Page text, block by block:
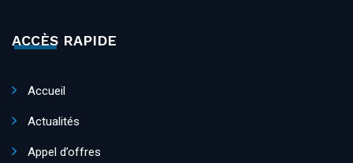
ACCÈS RAPIDE
Accueil
Actualités
Appel d’offres